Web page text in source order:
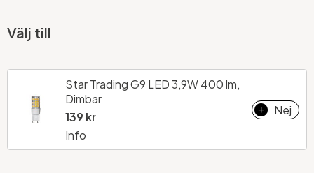
Välj till
Star Trading G9 LED 3,9W 400 lm,
Dimbar
139 kr
Info
+ Nej